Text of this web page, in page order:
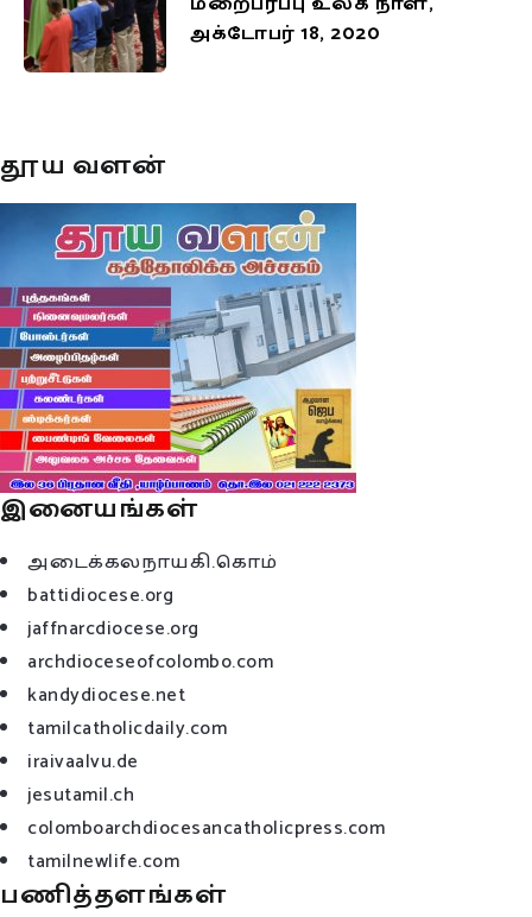
அக்டோபர் 18, 2020
தூய வளன்
இனையங்கள்
அடைக்கலநாயகி.கொம்
battidiocese.org
jaffnarcdiocese.org
archdioceseofcolombo.com
kandydiocese.net
tamilcatholicdaily.com
iraivaalvu.de
jesutamil.ch
colomboarchdiocesancatholicpress.com
tamilnewlife.com
பணித்தளங்கள்